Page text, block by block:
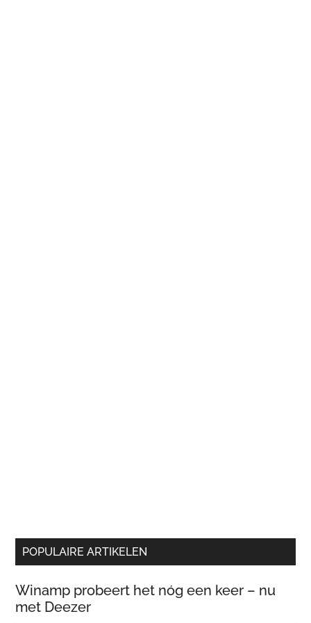
POPULAIRE ARTIKELEN
Winamp probeert het nóg een keer – nu
met Deezer